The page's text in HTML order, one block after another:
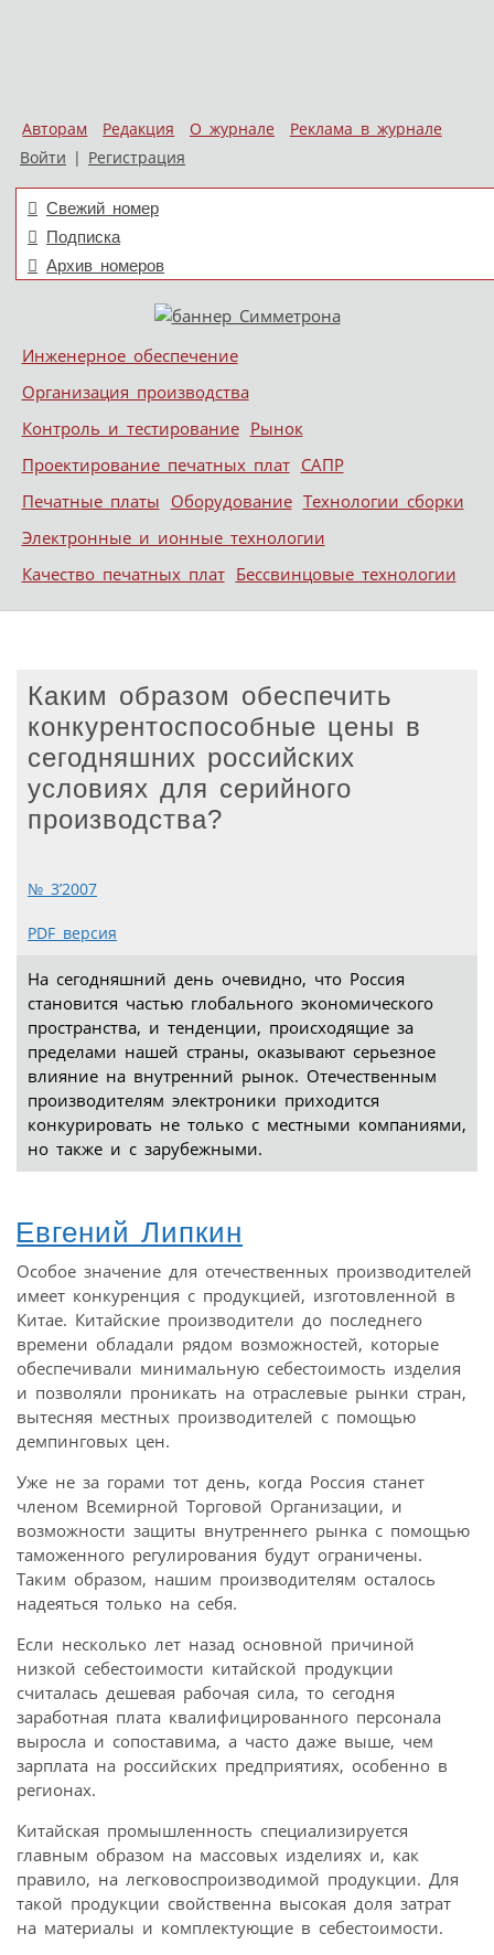
Авторам Редакция О журнале
Реклама в журнале
Войти | Регистрация
Свежий номер
Подписка
Архив номеров
Меню
Skip to content
Инженерное обеспечение
Организация производства
Контроль и тестирование Рынок
Проектирование печатных плат САПР
Печатные платы Оборудование Технологии сборки
Электронные и ионные технологии
Качество печатных плат Бессвинцовые технологии
Каким образом обеспечить
конкурентоспособные цены в
сегодняшних российских
условиях для серийного
производства?
№ 3’2007
PDF версия
На сегодняшний день очевидно, что Россия
становится частью глобального экономического
пространства, и тенденции, происходящие за
пределами нашей страны, оказывают серьезное
влияние на внутренний рынок. Отечественным
производителям электроники приходится
конкурировать не только с местными компаниями,
но также и с зарубежными.
Евгений Липкин
Особое значение для отечественных производителей
имеет конкуренция с продукцией, изготовленной в
Китае. Китайские производители до последнего
времени обладали рядом возможностей, которые
обеспечивали минимальную себестоимость изделия
и позволяли проникать на отраслевые рынки стран,
вытесняя местных производителей с помощью
демпинговых цен.
Уже не за горами тот день, когда Россия станет
членом Всемирной Торговой Организации, и
возможности защиты внутреннего рынка с помощью
таможенного регулирования будут ограничены.
Таким образом, нашим производителям осталось
надеяться только на себя.
Если несколько лет назад основной причиной
низкой себестоимости китайской продукции
считалась дешевая рабочая сила, то сегодня
заработная плата квалифицированного персонала
выросла и сопоставима, а часто даже выше, чем
зарплата на российских предприятиях, особенно в
регионах.
Китайская промышленность специализируется
главным образом на массовых изделиях и, как
правило, на легковоспроизводимой продукции. Для
такой продукции свойственна высокая доля затрат
на материалы и комплектующие в себестоимости.